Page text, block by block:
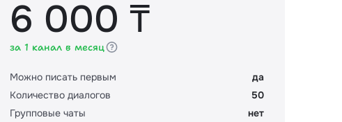
6 000 ₸
за 1 канал в месяц
Можно писать первым
да
Количество диалогов
50
Групповые чаты
нет